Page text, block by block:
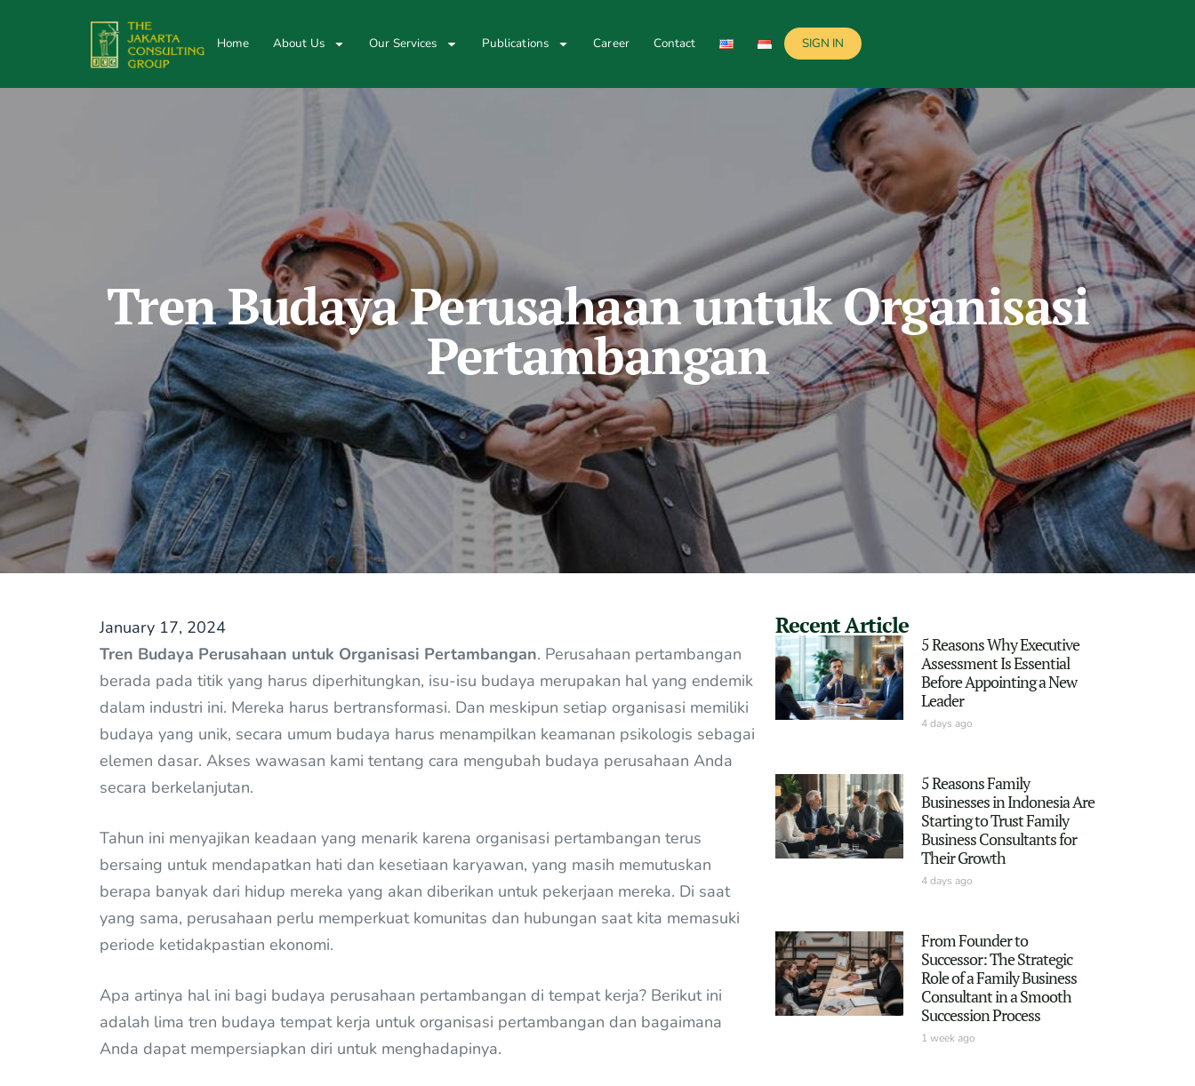
Home About Us Our Services Publications Career Contact SIGN IN
Tren Budaya Perusahaan untuk Organisasi
Pertambangan
January 17, 2024
Tren Budaya Perusahaan untuk Organisasi Pertambangan. Perusahaan pertambangan
berada pada titik yang harus diperhitungkan, isu-isu budaya merupakan hal yang endemik
dalam industri ini. Mereka harus bertransformasi. Dan meskipun setiap organisasi memiliki
budaya yang unik, secara umum budaya harus menampilkan keamanan psikologis sebagai
elemen dasar. Akses wawasan kami tentang cara mengubah budaya perusahaan Anda
secara berkelanjutan.
Tahun ini menyajikan keadaan yang menarik karena organisasi pertambangan terus
bersaing untuk mendapatkan hati dan kesetiaan karyawan, yang masih memutuskan
berapa banyak dari hidup mereka yang akan diberikan untuk pekerjaan mereka. Di saat
yang sama, perusahaan perlu memperkuat komunitas dan hubungan saat kita memasuki
periode ketidakpastian ekonomi.
Apa artinya hal ini bagi budaya perusahaan pertambangan di tempat kerja? Berikut ini
adalah lima tren budaya tempat kerja untuk organisasi pertambangan dan bagaimana
Anda dapat mempersiapkan diri untuk menghadapinya.
Recent Article
5 Reasons Why Executive
Assessment Is Essential
Before Appointing a New
Leader
4 days ago
5 Reasons Family
Businesses in Indonesia Are
Starting to Trust Family
Business Consultants for
Their Growth
4 days ago
From Founder to
Successor: The Strategic
Role of a Family Business
Consultant in a Smooth
Succession Process
1 week ago